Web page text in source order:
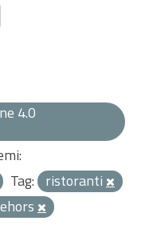
4.0
Tag: ristoranti